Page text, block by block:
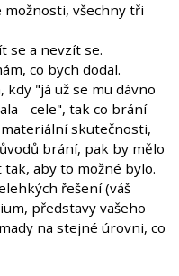
všechny tři
se a nevzít se.
co bych dodal.
kdy "já už se mu dávno
- cele", tak co brání
skutečnosti,
brání, pak by mělo
aby to možné bylo.
řešení (váš
představy vašeho
na stejné úrovni, co